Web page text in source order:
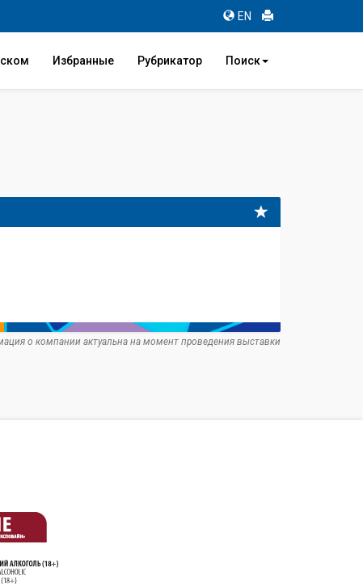
EN
Избранные Рубрикатор Поиск
о компании актуальна на момент проведения выставки